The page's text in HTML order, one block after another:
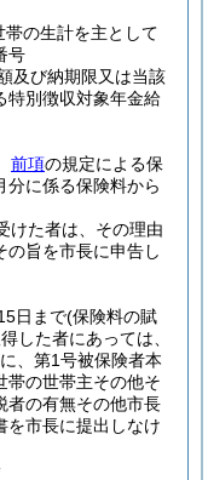
の生計を主として
号
及び納期限又は当該
特別徴収対象年金給
前項の規定による保
分に係る保険料から
けた者は、その理由
の旨を市長に申告し
日まで(保険料の賦
した者にあっては、
に、第1号被保険者本
帯の世帯主その他そ
者の有無その他市長
を市長に提出しなけ